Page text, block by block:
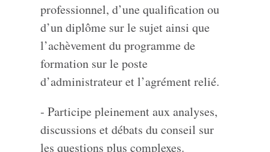
professionnel, d’une qualification ou
d’un diplôme sur le sujet ainsi que
l’achèvement du programme de
formation sur le poste
d’administrateur et l’agrément relié.
- Participe pleinement aux analyses,
discussions et débats du conseil sur
les questions plus complexes.